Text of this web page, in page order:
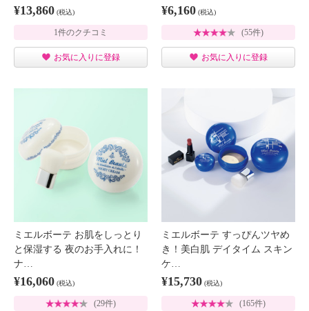
¥13,860 (税込)
1件のクチコミ
お気に入りに登録
¥6,160 (税込)
(55件)
お気に入りに登録
ミエルボーテ お肌をしっとり
と保湿する 夜のお手入れに！
ナ…
¥16,060 (税込)
(29件)
ミエルボーテ すっぴんツヤめ
き！美白肌 デイタイム スキン
ケ…
¥15,730 (税込)
(165件)